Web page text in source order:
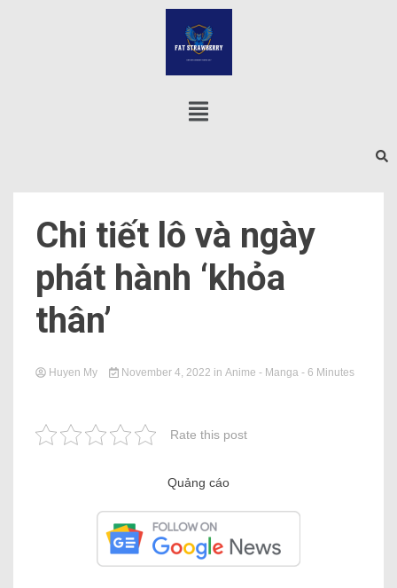
Chi tiết lô và ngày
phát hành ‘khỏa
thân’
Huyen My November 4, 2022 in Anime - Manga - 6 Minutes
Rate this post
Quảng cáo